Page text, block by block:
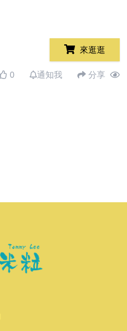
來逛逛
0 通知我 分享